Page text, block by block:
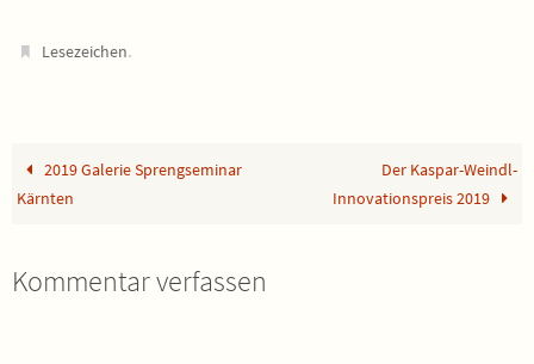
Lesezeichen.
2019 Galerie Sprengseminar
Kärnten
Der Kaspar-Weindl-
Innovationspreis 2019
Kommentar verfassen